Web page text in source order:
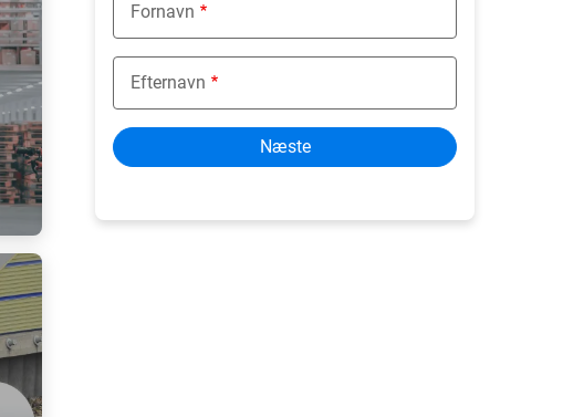
Fornavn
Efternavn